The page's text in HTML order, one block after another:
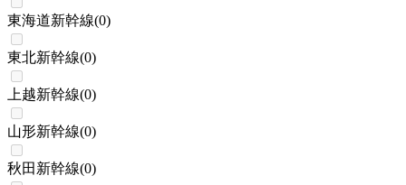
東海道新幹線(0)
東北新幹線(0)
上越新幹線(0)
山形新幹線(0)
秋田新幹線(0)